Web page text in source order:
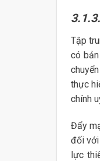
Tập
có
thực
chính
Đẩy
đối với
lực